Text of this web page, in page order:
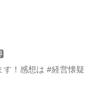
す！感想は #経営懐疑